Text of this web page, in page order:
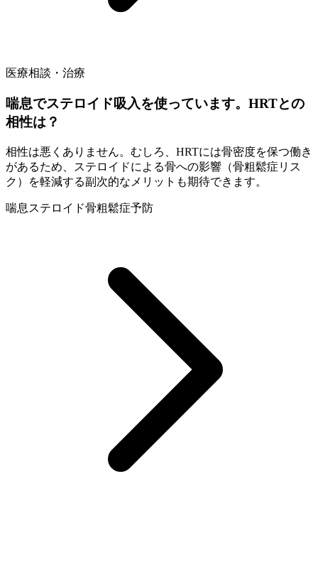
医療相談・治療
喘息でステロイド吸入を使っています。HRTとの
相性は？
相性は悪くありません。むしろ、HRTには骨密度を保つ働き
があるため、ステロイドによる骨への影響（骨粗鬆症リス
ク）を軽減する副次的なメリットも期待できます。
喘息 ステロイド骨粗鬆症予防